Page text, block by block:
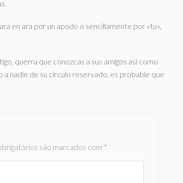
en ara por un apodo o sencillamente por «tu»,
querra que conozcas a sus amigos asi­ como
nadie de su circulo reservado, es probable que
são marcados com *